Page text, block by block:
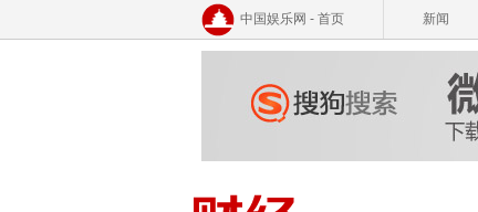
中国娱乐网 - 首页 新闻